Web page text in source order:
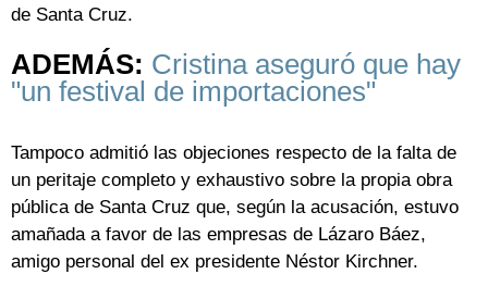
de Santa Cruz.
ADEMÁS: Cristina aseguró que hay
"un festival de importaciones"
Tampoco admitió las objeciones respecto de la falta de
un peritaje completo y exhaustivo sobre la propia obra
pública de Santa Cruz que, según la acusación, estuvo
amañada a favor de las empresas de Lázaro Báez,
amigo personal del ex presidente Néstor Kirchner.